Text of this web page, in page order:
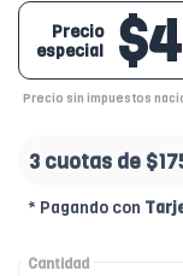
Precio
especial
Precio sin impuestos
3 cuotas de
* Pagando con
Cantidad